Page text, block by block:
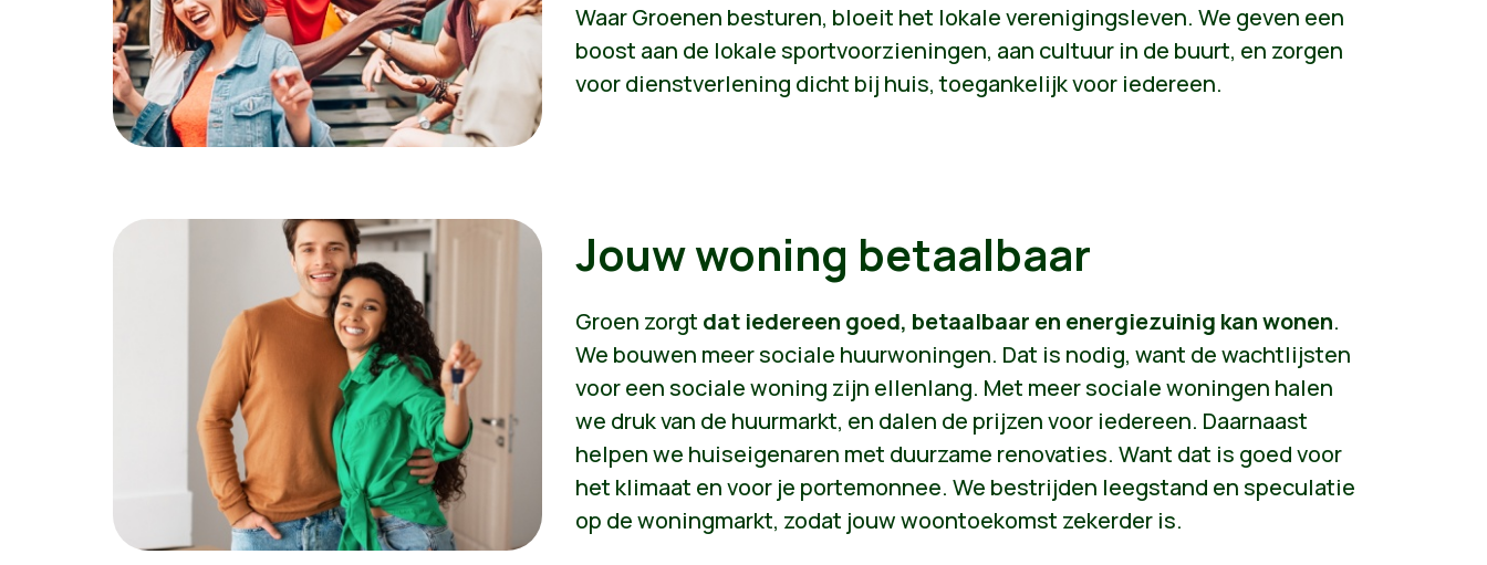
Waar Groenen besturen, bloeit het lokale verenigingsleven. We geven een
boost aan de lokale sportvoorzieningen, aan cultuur in de buurt, en zorgen
voor dienstverlening dicht bij huis, toegankelijk voor iedereen.
Jouw woning betaalbaar
Groen zorgt dat iedereen goed, betaalbaar en energiezuinig kan wonen.
We bouwen meer sociale huurwoningen. Dat is nodig, want de wachtlijsten
voor een sociale woning zijn ellenlang. Met meer sociale woningen halen
we druk van de huurmarkt, en dalen de prijzen voor iedereen. Daarnaast
helpen we huiseigenaren met duurzame renovaties. Want dat is goed voor
het klimaat en voor je portemonnee. We bestrijden leegstand en speculatie
op de woningmarkt, zodat jouw woontoekomst zekerder is.